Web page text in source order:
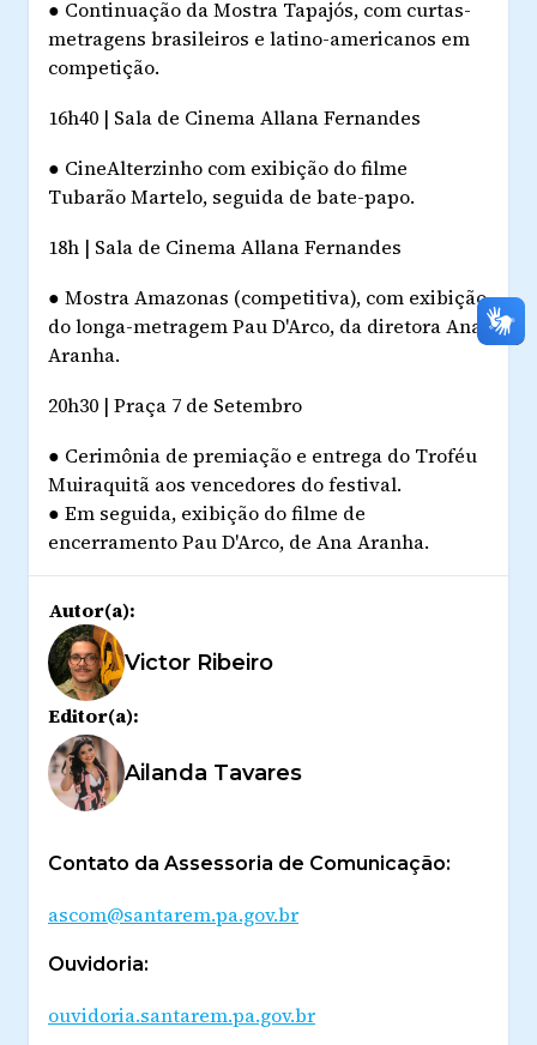
● Continuação da Mostra Tapajós, com curtas-
metragens brasileiros e latino-americanos em
competição.
16h40 | Sala de Cinema Allana Fernandes
● CineAlterzinho com exibição do filme
Tubarão Martelo, seguida de bate-papo.
18h | Sala de Cinema Allana Fernandes
● Mostra Amazonas (competitiva), com exibição
do longa-metragemPau D'Arco, da diretora Ana
Aranha.
20h30 | Praça 7 de Setembro
● Cerimônia de premiação e entrega do Troféu
Muiraquitã aos vencedores do festival.
● Em seguida, exibição do filme de
encerramentoPau D'Arco, de Ana Aranha.
Autor(a):
Victor Ribeiro
Editor(a):
Ailanda Tavares
Contato da Assessoria de Comunicação:
ascom@santarem.pa.gov.br
Ouvidoria:
ouvidoria.santarem.pa.gov.br